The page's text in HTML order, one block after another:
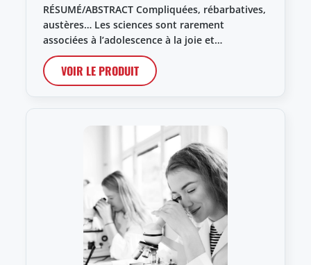
RÉSUMÉ/ABSTRACT Compliquées, rébarbatives,
austères… Les sciences sont rarement
associées à l’adolescence à la joie et…
VOIR LE PRODUIT